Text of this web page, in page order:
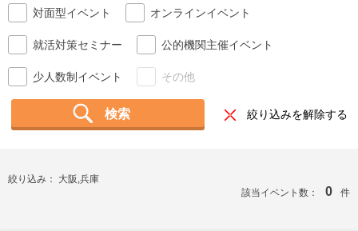
対面型イベント オンラインイベント
就活対策セミナー 公的機関主催イベント
少人数制イベント その他
検索 絞り込みを解除する
絞り込み： 大阪,兵庫
該当イベント数：
0 件